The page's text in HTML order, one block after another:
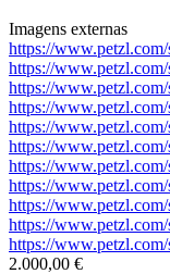
Imagens externas
https://
https://
https://
https://
https://
https://
https://
https://
https://
https://
https://
2.000,00 €